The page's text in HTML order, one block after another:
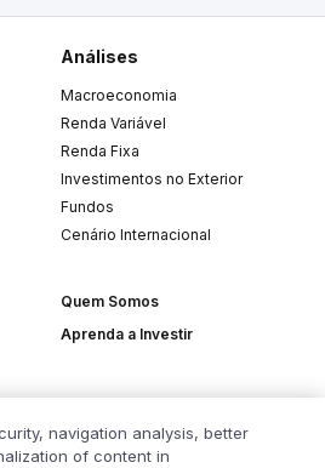
Análises
Macroeconomia
Renda Variável
Renda Fixa
Investimentos no Exterior
Fundos
Cenário Internacional
Quem Somos
Aprenda a Investir
navigation analysis, better
of content in